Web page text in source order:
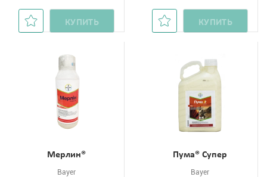
КУПИТЬ КУПИТЬ
Мерлин®
Bayer
Пума® Супер
Bayer